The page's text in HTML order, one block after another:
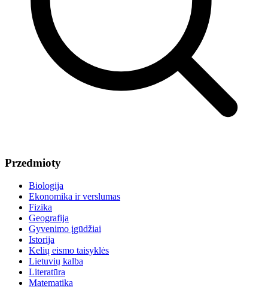
Przedmioty
Biologija
Ekonomika ir verslumas
Fizika
Geografija
Gyvenimo įgūdžiai
Istorija
Kelių eismo taisyklės
Lietuvių kalba
Literatūra
Matematika